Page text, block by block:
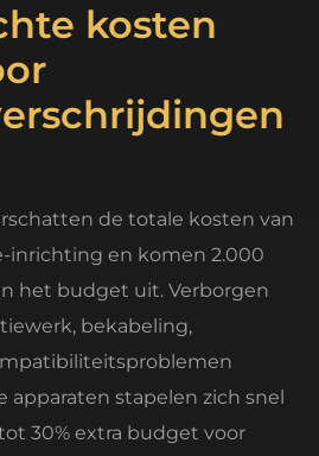
kosten
de totale kosten van
inrichting en komen 2.000
het budget uit. Verborgen
bekabeling,
apparaten stapelen zich snel
30% extra budget voor